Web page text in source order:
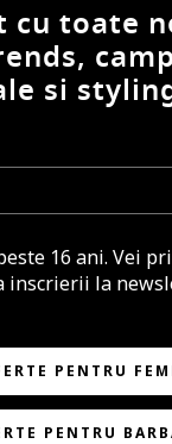
cu toate
si
16 ani. Vei
inscrierii la
PENTRU
PENTRU